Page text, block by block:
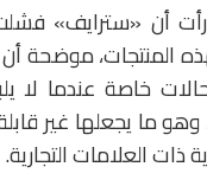
أن «سترايف»
موضحة أن
خاصة عندما لا
وهو ما يجعلها غير
العلامات التجارية.